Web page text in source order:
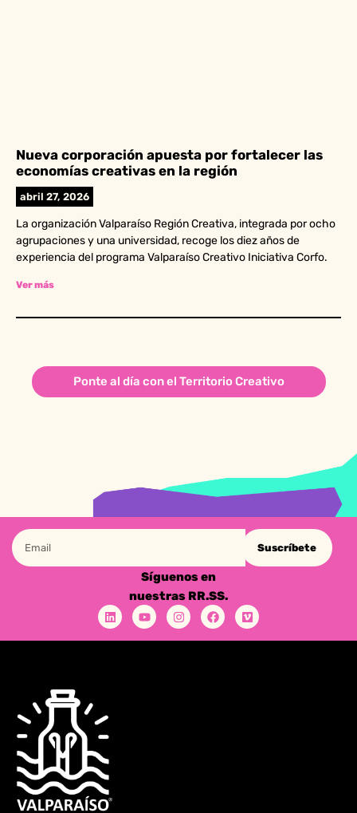
Nueva corporación apuesta por fortalecer las
economías creativas en la región
abril 27, 2026
La organización Valparaíso Región Creativa, integrada por ocho
agrupaciones y una universidad, recoge los diez años de
experiencia del programa Valparaíso Creativo Iniciativa Corfo.
Ver más
Ponte al día con el Territorio Creativo
Suscríbete
Síguenos en
nuestras RR.SS.